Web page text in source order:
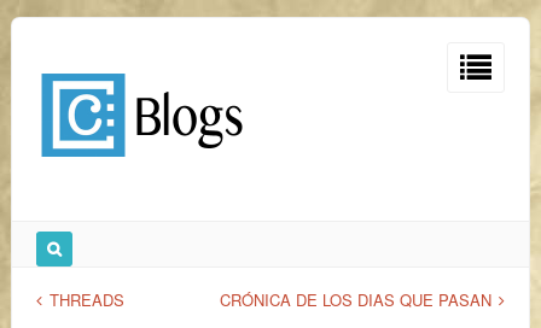
THREADS CRÓNICA DE LOS DIAS QUE PASAN